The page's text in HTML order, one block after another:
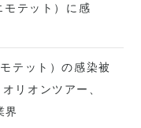
テット）に感
テット）の感染被
リオンツアー、
界